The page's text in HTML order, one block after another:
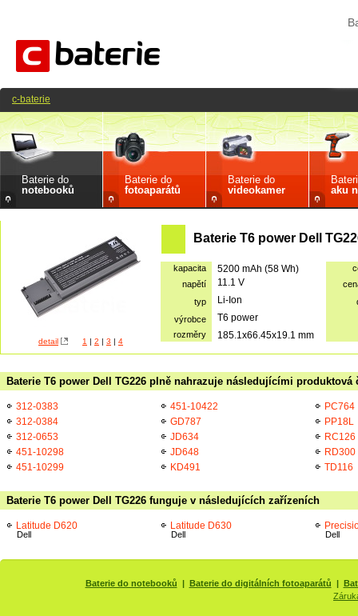
Baterie do
notebooků
Baterie do
fotoaparátů
Baterie do
videokamer
aku
detail 1 | 2 | 3 | 4
Baterie T6 power Dell
kapacita 5200 mAh (58 Wh)
napětí
11.1 V
typ
Li-Ion
výrobce
T6 power
rozměry 185.1x66.45x19.1 mm
Baterie T6 power Dell TG226 plně nahrazuje následujícími produktová
312-0383
312-0384
312-0653
451-10298
451-10299
451-10422
GD787
JD634
JD648
KD491
PC764
PP18L
RC126
RD300
TD116
Baterie T6 power Dell TG226 funguje v následujících zařízeních
Latitude D620
Dell
Latitude D630
Dell Dell
c-baterie
Baterie do notebooků | Baterie do digitálních fotoaparátů |